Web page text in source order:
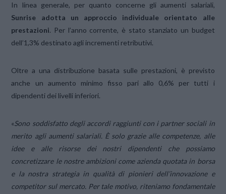
In linea generale, per quanto concerne gli aumenti salariali,
Sunrise adotta un approccio individuale orientato alle
prestazioni. Per l’anno corrente, è stato stanziato un budget
dell’1,3% destinato agli incrementi retributivi.
Oltre a una distribuzione basata sulle prestazioni, è previsto
anche un aumento minimo fisso pari allo 0,6% per tutti i
dipendenti dei livelli inferiori.
«Sono soddisfatto degli accordi raggiunti con i partner sociali in
merito agli aumenti salariali. È solo grazie alle competenze, alle
idee e alle risorse dei nostri dipendenti che possiamo
concretizzare le nostre ambizioni come azienda quotata in borsa
e la nostra strategia in qualità di pionieri dell’innovazione e
competitor sul mercato. Per tale motivo, riteniamo fondamentale